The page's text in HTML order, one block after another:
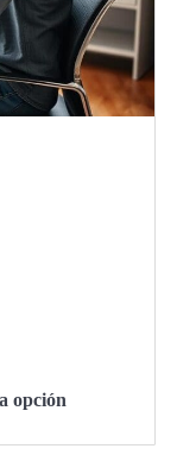
opción